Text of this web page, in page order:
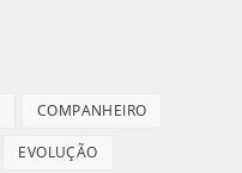
COMPANHEIRO
EVOLUÇÃO